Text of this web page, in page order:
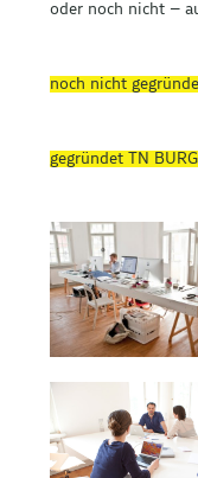
oder noch nicht –
noch nicht
gegründet TN